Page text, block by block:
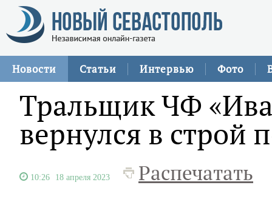
Новости Статьи Интервью Фото
Тральщик ЧФ
вернулся в строй
10:26 18 апреля 2023 Распечатать